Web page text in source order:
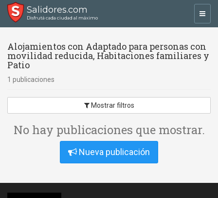
Salidores.com
Disfrutá cada ciudad al máximo
Alojamientos con Adaptado para personas con
movilidad reducida, Habitaciones familiares y
Patio
1 publicaciones
Mostrar filtros
No hay publicaciones que mostrar.
Nueva publicación